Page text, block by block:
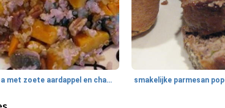
quinoa met zoete aardappel en champignons